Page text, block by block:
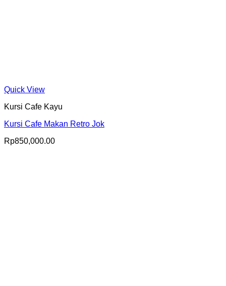
Quick View
Kursi Cafe Kayu
Kursi Cafe Makan Retro Jok
Rp850,000.00